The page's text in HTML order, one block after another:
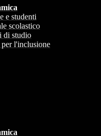
e studenti
scolastico
di studio
l'inclusione